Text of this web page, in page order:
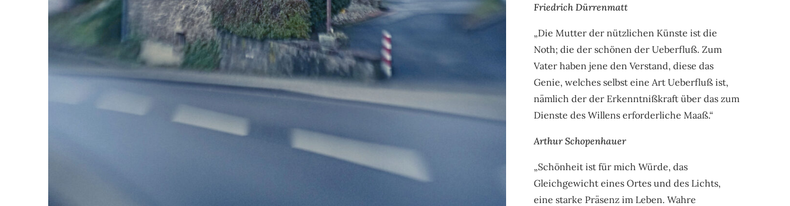
Friedrich Dürrenmatt
„Die Mutter der nützlichen Künste ist die
Noth; die der schönen der Ueberfluß. Zum
Vater haben jene den Verstand, diese das
Genie, welches selbst eine Art Ueberfluß ist,
nämlich der der Erkenntnißkraft über das zum
Dienste des Willens erforderliche Maaß.“
Arthur Schopenhauer
„Schönheit ist für mich Würde, das
Gleichgewicht eines Ortes und des Lichts,
eine starke Präsenz im Leben. Wahre